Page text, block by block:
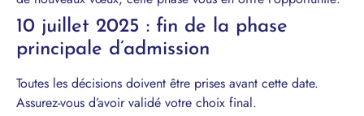
10 juillet 2025 : fin de la phase
principale d’admission
Toutes les décisions doivent être prises avant cette date.
Assurez-vous d’avoir validé votre choix final.